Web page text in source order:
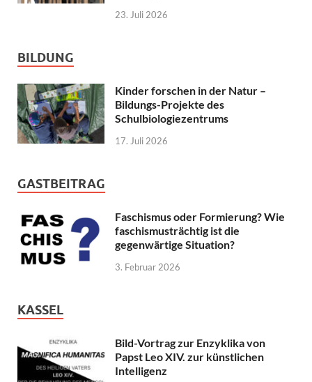
23. Juli 2026
BILDUNG
Kinder forschen in der Natur –
Bildungs-Projekte des
Schulbiologiezentrums
17. Juli 2026
GASTBEITRAG
Faschismus oder Formierung? Wie
faschismusträchtig ist die
gegenwärtige Situation?
3. Februar 2026
KASSEL
Bild-Vortrag zur Enzyklika von
Papst Leo XIV. zur künstlichen
Intelligenz